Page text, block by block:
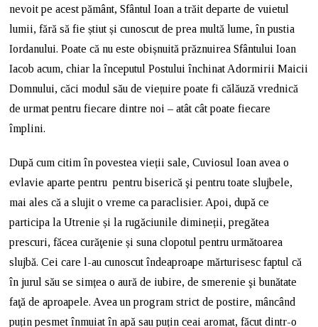
nevoit pe acest pământ, Sfântul Ioan a trăit departe de vuietul
lumii, fără să fie știut și cunoscut de prea multă lume, în pustia
Iordanului. Poate că nu este obișnuită prăznuirea Sfântului Ioan
Iacob acum, chiar la începutul Postului închinat Adormirii Maicii
Domnului, căci modul său de viețuire poate fi călăuză vrednică
de urmat pentru fiecare dintre noi – atât cât poate fiecare
împlini.
După cum citim în povestea vieții sale, Cuviosul Ioan avea o
evlavie aparte pentru pentru biserică şi pentru toate slujbele,
mai ales că a slujit o vreme ca paraclisier. Apoi, după ce
participa la Utrenie și la rugăciunile dimineții, pregătea
prescuri, făcea curăţenie și suna clopotul pentru următoarea
slujbă. Cei care l-au cunoscut îndeaproape mărturisesc faptul că
în jurul său se simțea o aură de iubire, de smerenie şi bunătate
faţă de aproapele. Avea un program strict de postire, mâncând
puțin pesmet înmuiat în apă sau puțin ceai aromat, făcut dintr-o